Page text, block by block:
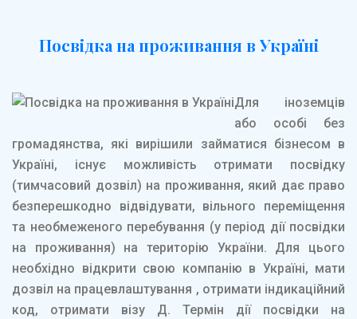
Посвідка на проживання в Україні
Для іноземців
або особі без
громадянства, які вирішили займатися бізнесом в
Україні, існує можливість отримати посвідку
(тимчасовий дозвіл) на проживання, який дає право
безперешкодно відвідувати, вільного переміщення
та необмеженого перебування (у період дії посвідки
на проживання) на територію України. Для цього
необхідно відкрити свою компанію в Україні, мати
дозвіл на працевлаштування , отримати індикаційний
код, отримати візу Д. Термін дії посвідки на